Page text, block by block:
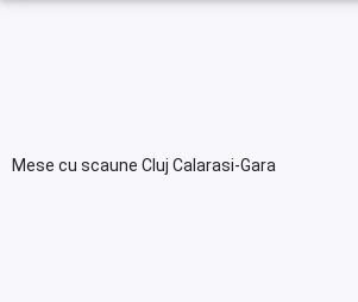
Mese cu scaune Cluj Calarasi-Gara